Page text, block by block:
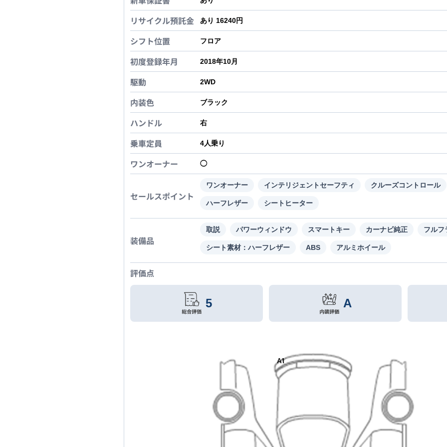
リサイクル預託金 あり 16240円
シフト位置 フロア
初度登録年月 2018年10月
駆動 2WD
内装色 ブラック
ハンドル 右
乗車定員 4人乗り
ワンオーナー ◯
セールスポイント
ワンオーナー インテリジェントセーフティ クルーズコントロール
ハーフレザー シートヒーター
装備品
取説 パワーウィンドウ スマートキー カーナビ純正 フルフ
シート素材：ハーフレザー ABS アルミホイール
評価点
5 A